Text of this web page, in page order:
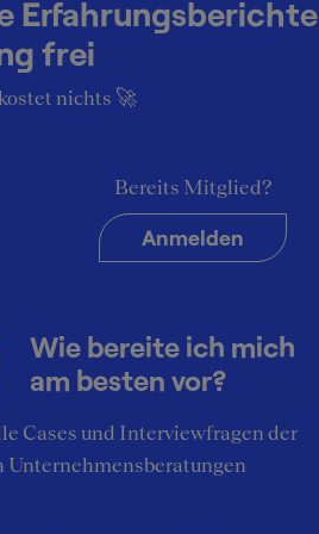
Erfahrungsberichte
frei
nichts 🚀
Bereits Mitglied?
Anmelden
Wie bereite ich mich
am besten vor?
Cases und Interviewfragen der
Unternehmensberatungen